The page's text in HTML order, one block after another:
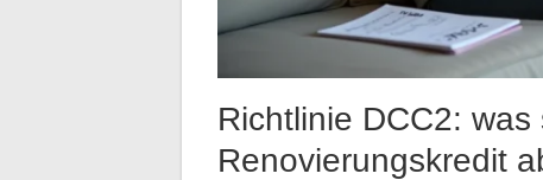
Richtlinie DCC2: was
Renovierungskredit